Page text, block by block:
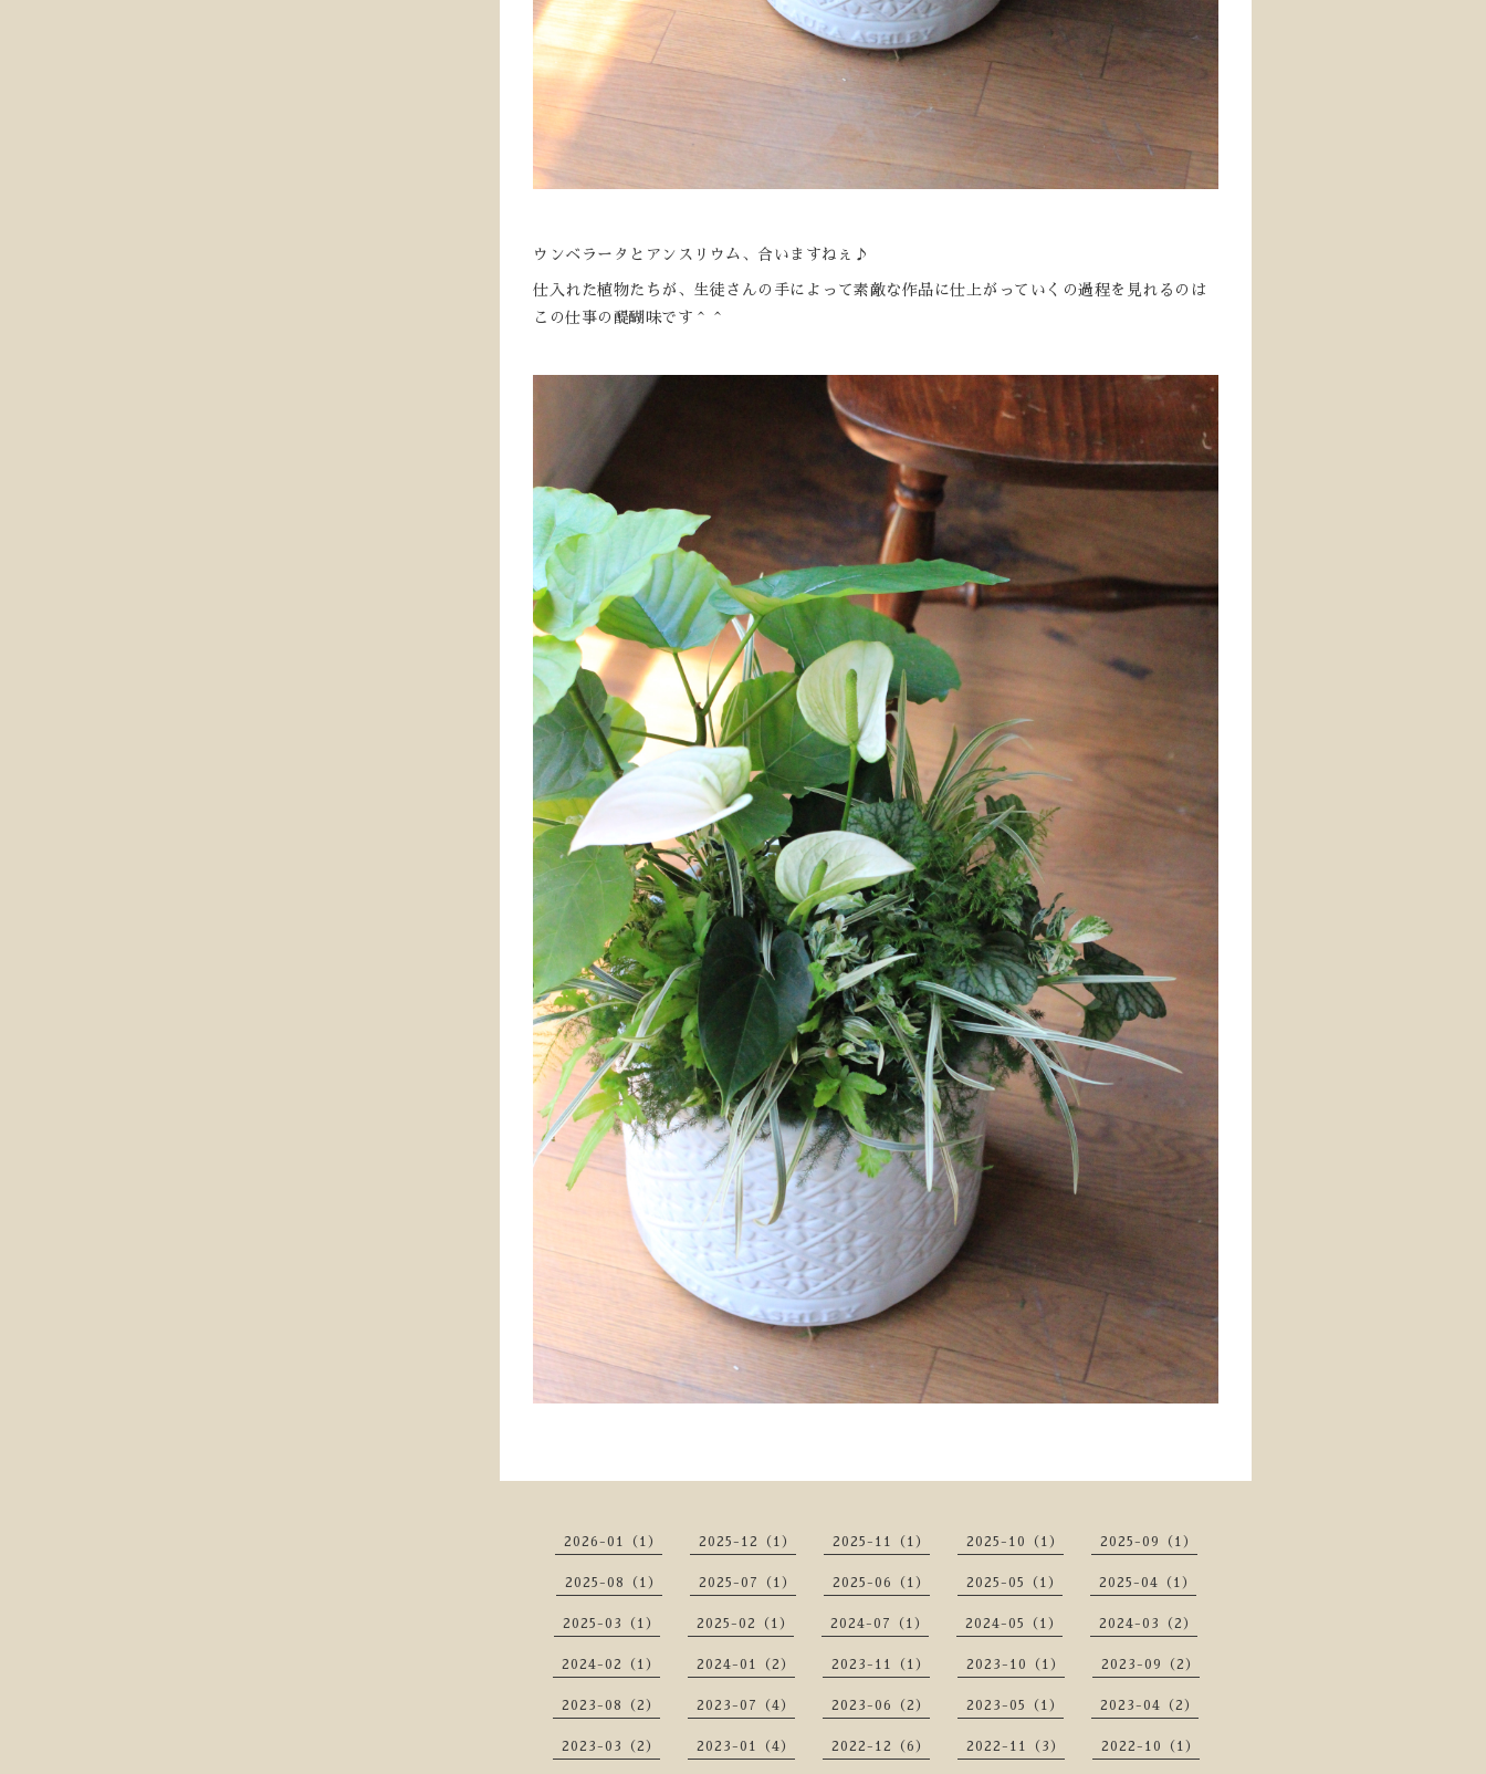
ウンベラータとアンスリウム、合いますねぇ♪
仕入れた植物たちが、生徒さんの手によって素敵な作品に仕上がっていくの過程を見れるのは
この仕事の醍醐味です＾＾
2026-01（1） 2025-12（1） 2025-11（1） 2025-10（1） 2025-09（1）
2025-08（1） 2025-07（1） 2025-06（1） 2025-05（1） 2025-04（1）
2025-03（1） 2025-02（1） 2024-07（1） 2024-05（1） 2024-03（2）
2024-02（1） 2024-01（2） 2023-11（1） 2023-10（1） 2023-09（2）
2023-08（2） 2023-07（4） 2023-06（2） 2023-05（1） 2023-04（2）
2023-03（2） 2023-01（4） 2022-12（6） 2022-11（3） 2022-10（1）